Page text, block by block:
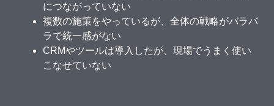
につながっていない
複数の施策をやっているが、全体の戦略がバラバ
ラで統一感がない
CRMやツールは導入したが、現場でうまく使い
こなせていない